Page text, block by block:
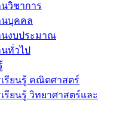
วิชาการ
นบุคคล
นงบประมาณ
ทั่วไป
รียนรู้ คณิตศาสตร์
รียนรู้ วิทยาศาสตร์และ